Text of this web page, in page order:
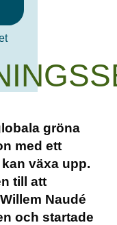
gröna
med ett
växa upp.
till att
Naudé
och startade